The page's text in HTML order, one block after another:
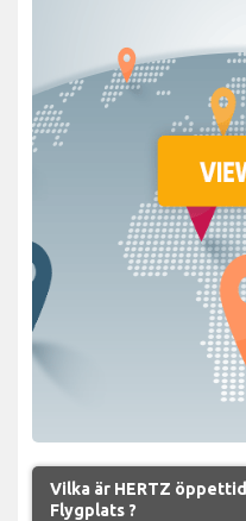
Vilka är HERTZ
Flygplats ?